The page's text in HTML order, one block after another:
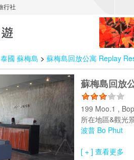
泰國 蘇梅島 > 蘇梅島回放公寓 Replay
蘇梅島回放
199 Moo.1 ,
所在地區&觀光
波普 Bo Phut
[ + ] 查看更多